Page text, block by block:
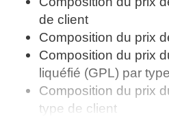
de client
Composition du prix
Composition du prix
liquéfié (GPL) par
Composition du prix
type de client